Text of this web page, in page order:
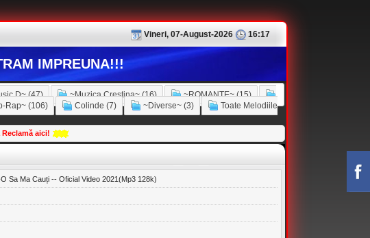
Vineri, 07-August-2026 16:17
IMPREUNA!!!
D~ (47) ~Muzica Crestina~ (16)
~ROMANTE~ (15)
Rap~ (106) Colinde (7) ~Diverse~ (3)
Toate Melodiile
aici!
Sa Ma Cauți -- Oficial Video 2021(Mp3 128k)